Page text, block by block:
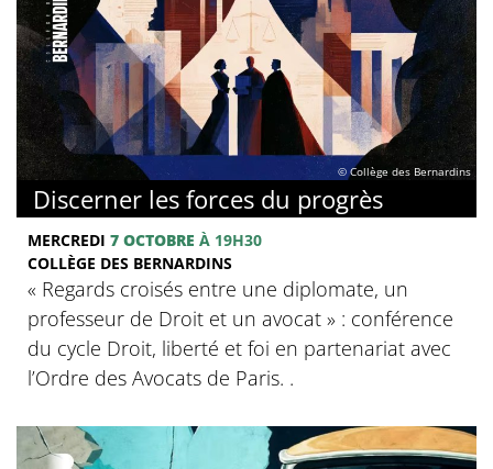
© Collège des Bernardins
Discerner les forces du progrès
MERCREDI 7 OCTOBRE À 19H30
COLLÈGE DES BERNARDINS
‍« Regards croisés entre une diplomate, un
professeur de Droit et un avocat » : conférence
du cycle Droit, liberté et foi en partenariat avec
l’Ordre des Avocats de Paris. .